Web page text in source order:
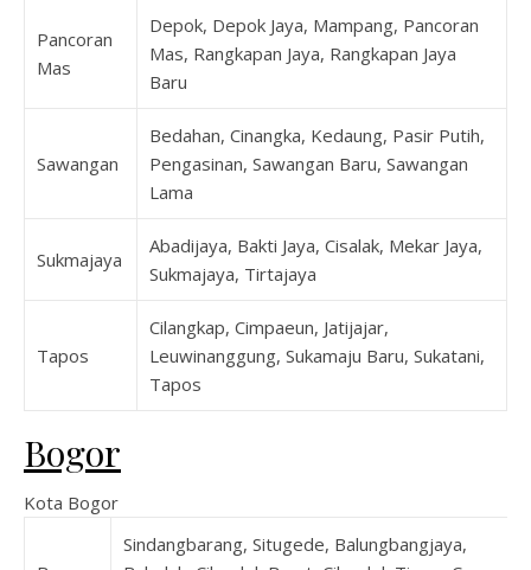
Pancoran
Mas
Depok, Depok Jaya, Mampang, Pancoran
Mas, Rangkapan Jaya, Rangkapan Jaya
Baru
Sawangan
Bedahan, Cinangka, Kedaung, Pasir Putih,
Pengasinan, Sawangan Baru, Sawangan
Lama
Sukmajaya
Abadijaya, Bakti Jaya, Cisalak, Mekar Jaya,
Sukmajaya, Tirtajaya
Tapos
Cilangkap, Cimpaeun, Jatijajar,
Leuwinanggung, Sukamaju Baru, Sukatani,
Tapos
Bogor
Kota Bogor
Sindangbarang, Situgede, Balungbangjaya,